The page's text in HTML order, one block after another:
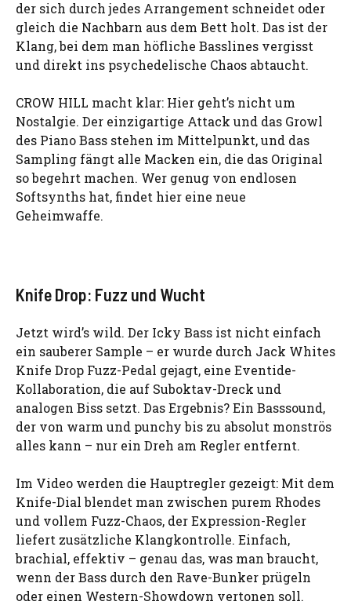
der sich durch jedes Arrangement schneidet oder
gleich die Nachbarn aus dem Bett holt. Das ist der
Klang, bei dem man höfliche Basslines vergisst
und direkt ins psychedelische Chaos abtaucht.
CROW HILL macht klar: Hier geht’s nicht um
Nostalgie. Der einzigartige Attack und das Growl
des Piano Bass stehen im Mittelpunkt, und das
Sampling fängt alle Macken ein, die das Original
so begehrt machen. Wer genug von endlosen
Softsynths hat, findet hier eine neue
Geheimwaffe.
Knife Drop: Fuzz und Wucht
Jetzt wird’s wild. Der Icky Bass ist nicht einfach
ein sauberer Sample – er wurde durch Jack Whites
Knife Drop Fuzz-Pedal gejagt, eine Eventide-
Kollaboration, die auf Suboktav-Dreck und
analogen Biss setzt. Das Ergebnis? Ein Basssound,
der von warm und punchy bis zu absolut monströs
alles kann – nur ein Dreh am Regler entfernt.
Im Video werden die Hauptregler gezeigt: Mit dem
Knife-Dial blendet man zwischen purem Rhodes
und vollem Fuzz-Chaos, der Expression-Regler
liefert zusätzliche Klangkontrolle. Einfach,
brachial, effektiv – genau das, was man braucht,
wenn der Bass durch den Rave-Bunker prügeln
oder einen Western-Showdown vertonen soll.